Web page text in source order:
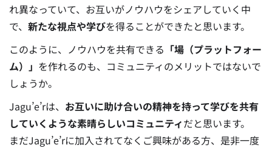
れ異なっていて、お互いがノウハウをシェアしていく中
で、 新たな視点や学びを得ることができたと思います。
このように、ノウハウを共有できる 「場（プラットフォー
ム）」 を作れるのも、コミュニティのメリットではないで
しょうか。
Jagu’e’rは、 お互いに助け合いの精神を持って学びを共有
していくような素晴らしいコミュニティだと思います。
まだJagu’e’rに加入されてなくご興味がある方、是非一度